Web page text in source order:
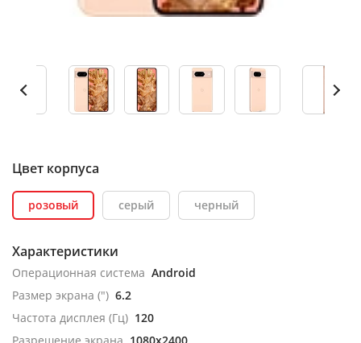
Цвет корпуса
розовый серый черный
Характеристики
Операционная система Android
Размер экрана (") 6.2
Частота дисплея (Гц) 120